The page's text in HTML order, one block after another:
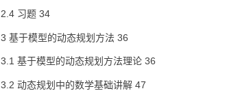
2.4 习题 34
3 基于模型的动态规划方法 36
3.1 基于模型的动态规划方法理论 36
3.2 动态规划中的数学基础讲解 47